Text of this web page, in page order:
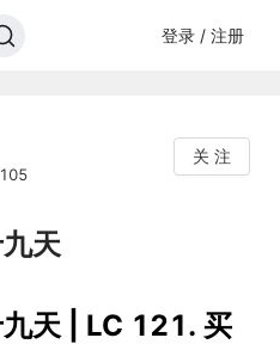
登录 / 注册
关 注
天
天 | LC 121. 买